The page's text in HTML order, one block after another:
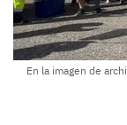
En la imagen de